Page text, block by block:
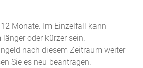
12 Monate. Im Einzelfall kann
oder kürzer sein.
nach diesem Zeitraum weiter
Sie es neu beantragen.